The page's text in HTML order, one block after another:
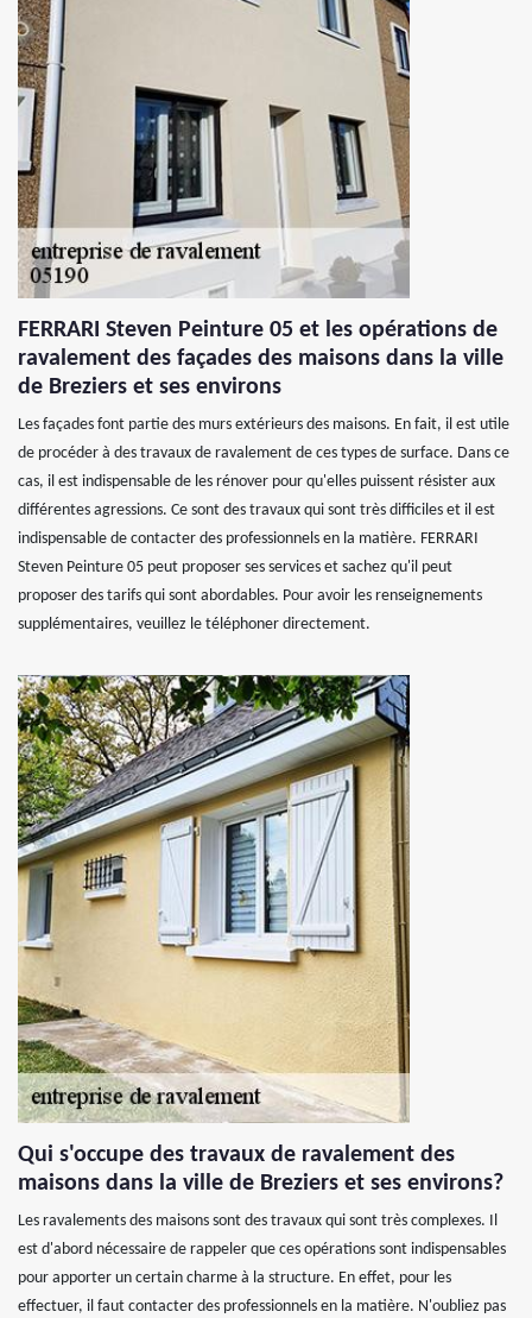
FERRARI Steven Peinture 05 et les opérations de
ravalement des façades des maisons dans la ville
de Breziers et ses environs
Les façades font partie des murs extérieurs des maisons. En fait, il est utile
de procéder à des travaux de ravalement de ces types de surface. Dans ce
cas, il est indispensable de les rénover pour qu'elles puissent résister aux
différentes agressions. Ce sont des travaux qui sont très difficiles et il est
indispensable de contacter des professionnels en la matière. FERRARI
Steven Peinture 05 peut proposer ses services et sachez qu'il peut
proposer des tarifs qui sont abordables. Pour avoir les renseignements
supplémentaires, veuillez le téléphoner directement.
Qui s'occupe des travaux de ravalement des
maisons dans la ville de Breziers et ses environs?
Les ravalements des maisons sont des travaux qui sont très complexes. Il
est d'abord nécessaire de rappeler que ces opérations sont indispensables
pour apporter un certain charme à la structure. En effet, pour les
effectuer, il faut contacter des professionnels en la matière. N'oubliez pas